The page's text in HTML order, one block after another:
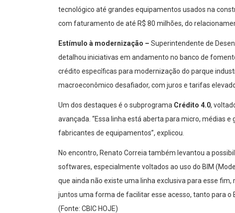
tecnológico até grandes equipamentos usados na
com faturamento de até R$ 80 milhões, do
Estímulo à modernização – Superintendente de
detalhou iniciativas em andamento no banco de
crédito específicas para modernização do parque
macroeconômico desafiador, com juros e tarifas
Um dos destaques é o subprograma Crédito 4.0,
avançada. “Essa linha está aberta para micro, médias
fabricantes de equipamentos”, explicou.
No encontro, Renato Correia também levantou a
softwares, especialmente voltados ao uso do BIM
que ainda não existe uma linha exclusiva para esse
juntos uma forma de facilitar esse acesso, tanto para o
(Fonte: CBIC HOJE)